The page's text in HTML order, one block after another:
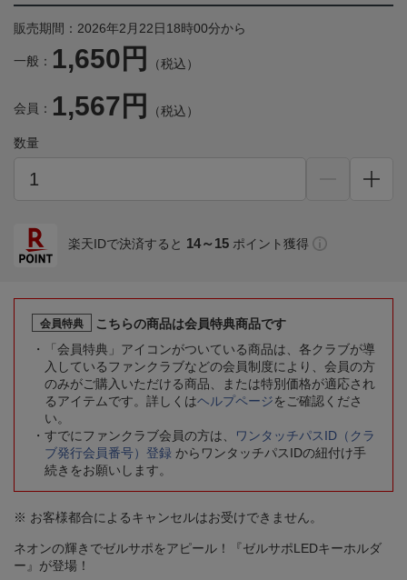
販売期間：2026年2月22日18時00分から
一般： 1,650円 （税込）
会員： 1,567円 （税込）
数量
楽天IDで決済すると 14～15 ポイント獲得
会員特典
こちらの商品は会員特典商品です
「会員特典」アイコンがついている商品は、各クラブが導
入しているファンクラブなどの会員制度により、会員の方
のみがご購入いただける商品、または特別価格が適応され
るアイテムです。詳しくはヘルプページをご確認くださ
い。
すでにファンクラブ会員の方は、
ワンタッチパスID（クラ
ブ発行会員番号）登録 からワンタッチパスIDの紐付け手
続きをお願いします。
※ お客様都合によるキャンセルはお受けできません。
ネオンの輝きでゼルサポをアピール！『ゼルサポLEDキーホルダ
ー』が登場！